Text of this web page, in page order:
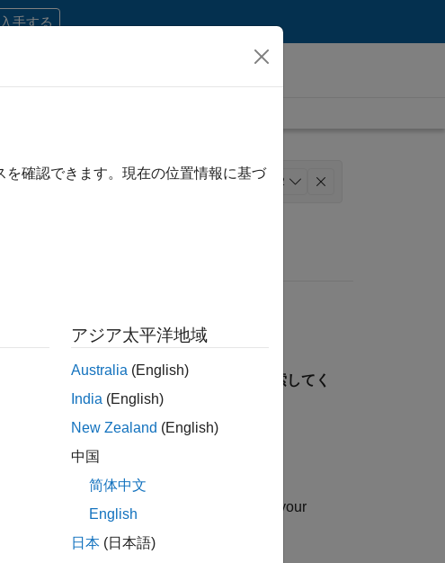
手する
ルス インサイド セールス 2
人を見つけるには、所在地を指定して検索してく
equip you with essential sales skills in your
確認できます。現在の位置情報に基づ
アジア太平洋地域
Australia (English)
India (English)
New Zealand (English)
中国
简体中文
English
日本 (日本語)